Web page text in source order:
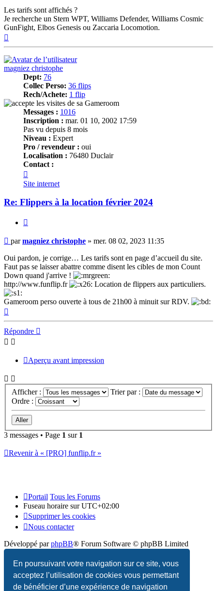
En poursuivant votre navigation sur ce site, vous
acceptez l’utilisation de cookies vous permettant
de bénéficier d’une expérience de navigation
Les tarifs sont affichés ?
Je recherche un Stern WPT, Williams Defender, Williams Cosmic
GunFight, Elbos Genesis ou Zaccaria Locomotion.
magniez christophe
Dept: 76
Collec Perso: 36 flips
Rech/Achete: 1 flip
Messages : 1016
Inscription : mar. 01 10, 2002 17:59
Pas vu depuis 8 mois
Niveau : Expert
Pro / revendeur : oui
Localisation : 76480 Duclair
Contact :
magniez
christophe
Site internet
Re: Flippers à la location février 2024
Message
parmagniez christophe » mer. 08 02, 2023 11:35
Oui pardon, je corrige… Les tarifs sont en page d’accueil du site.
Faut pas se laisser abattre comme disent les cibles de mon Count
Down quand j'arrive !
http://www.funflip.fr
Location de flippers aux particuliers.
Gameroom perso ouverte à tous de 21h00 à minuit sur RDV.
Répondre
Aperçu avant impression
Afficher :
Trier par :
Ordre :
3 messages • Page 1 sur 1
Revenir à « [PRO] funflip.fr »
Portail Tous les Forums
Fuseau horaire surUTC+02:00
Supprimer les cookies
Nous contacter
Développé parphpBB® Forum Software © phpBB Limited
Traduction française officielle©Qiaeru
Confidentialité |Conditions